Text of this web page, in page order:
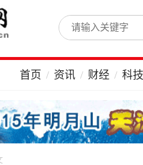
首页 资讯 财经 科技